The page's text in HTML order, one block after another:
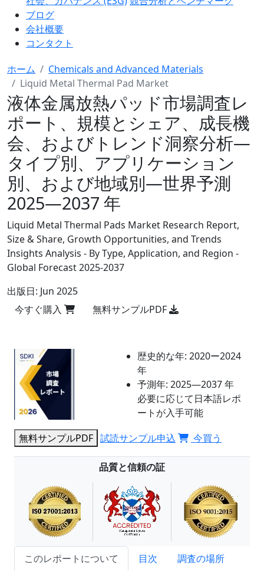
ブログ
会社概要
コンタクト
ホーム
Chemicals and Advanced Materials
Liquid Metal Thermal Pad Market
液体金属放熱パッド市場調査レ
ポート、規模とシェア、成長機
会、およびトレンド洞察分析―
タイプ別、アプリケーション
別、および地域別―世界予測
2025―2037 年
Liquid Metal Thermal Pads Market Research Report,
Size & Share, Growth Opportunities, and Trends
Insights Analysis - By Type, Application, and Region -
Global Forecast 2025-2037
出版日: Jun 2025
今すぐ購入
無料サンプルPDF
歴史的な年: 2020ー2024
年
予測年: 2025―2037 年
必要に応じて日本語レポ
ートが入手可能
無料サンプルPDF 試読サンプル申込 今買う
品質と信頼の証
このレポートについて 目次
調査の場所